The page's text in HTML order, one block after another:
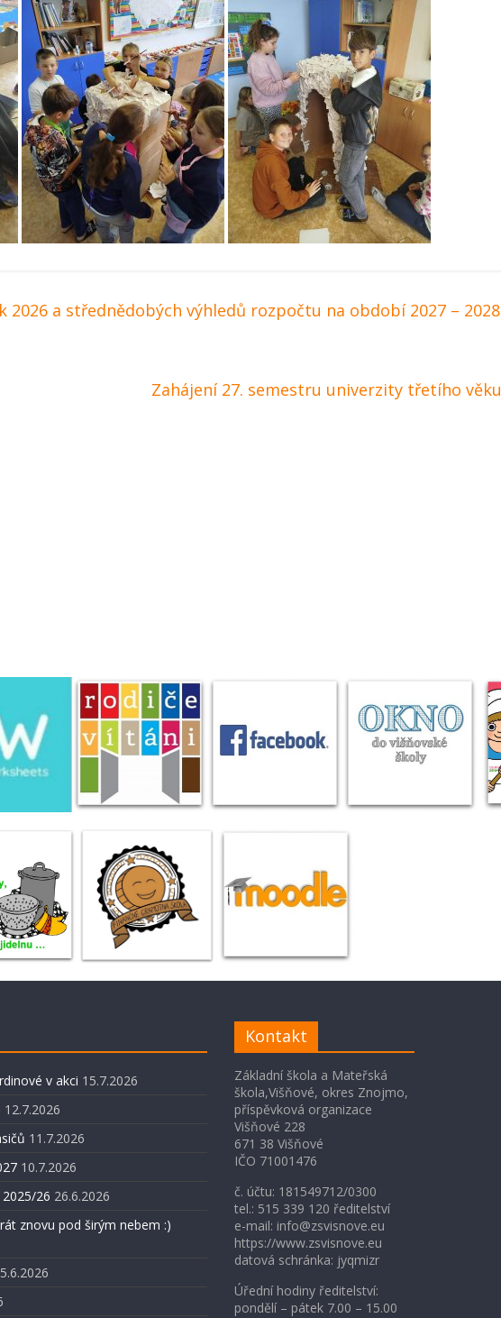
2026 a střednědobých výhledů rozpočtu na období 2027 – 2028
Zahájení 27. semestru univerzity třetího věku
v akci 15.7.2026
12.7.2026
11.7.2026
10.7.2026
26 26.6.2026
znovu pod širým nebem :)
Kontakt
Základní škola a Mateřská
škola,Višňové, okres Znojmo,
příspěvková organizace
Višňové 228
671 38 Višňové
IČO 71001476
č. účtu: 181549712/0300
tel.: 515 339 120 ředitelství
e-mail: info@zsvisnove.eu
https://www.zsvisnove.eu
datová schránka: jyqmizr
Úřední hodiny ředitelství:
pondělí – pátek 7.00 – 15.00